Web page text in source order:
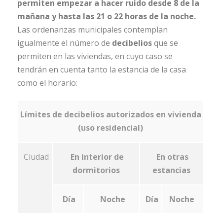
permiten empezar a hacer ruido desde 8 de la
mañana y hasta las 21 o 22 horas de la noche.
Las ordenanzas municipales contemplan
igualmente el número de decibeliosque se
permiten en las viviendas, en cuyo caso se
tendrán en cuenta tanto la estancia de la casa
como el horario:
Límites de decibelios autorizados en vivienda
(uso residencial)
Ciudad
En interior de
dormitorios
En otras
estancias
Día Noche Día Noche